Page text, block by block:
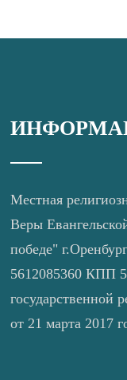
Местная
Веры
победе"
5612085360 КПП
государственной
от 21 марта 2017